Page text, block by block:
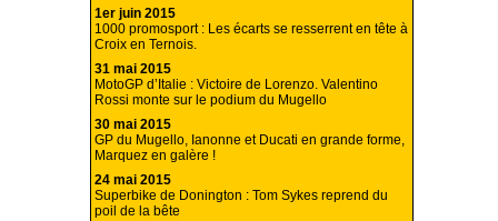
1er juin 2015
1000 promosport : Les écarts se resserrent en tête à
Croix en Ternois.
31 mai 2015
MotoGP d’Italie : Victoire de Lorenzo. Valentino
Rossi monte sur le podium du Mugello
30 mai 2015
GP du Mugello, Ianonne et Ducati en grande forme,
Marquez en galère !
24 mai 2015
Superbike de Donington : Tom Sykes reprend du
poil de la bête